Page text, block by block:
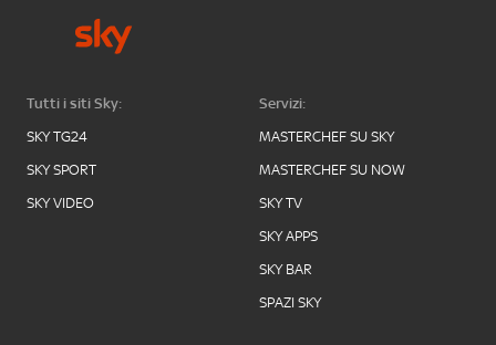
Tutti i siti Sky:
SKY TG24
SKY SPORT
SKY VIDEO
Servizi:
MASTERCHEF SU SKY
MASTERCHEF SU NOW
SKY TV
SKY APPS
SKY BAR
SPAZI SKY